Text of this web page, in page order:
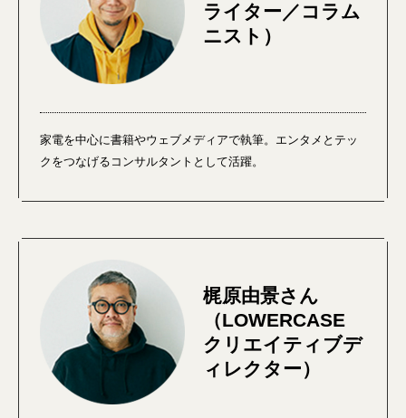
ライター／コラム
ニスト）
家電を中心に書籍やウェブメディアで執筆。エンタメとテッ
クをつなげるコンサルタントとして活躍。
梶原由景さん
（LOWERCASE
クリエイティブデ
ィレクター）